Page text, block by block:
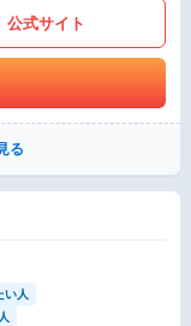
公式サイト
る
い人